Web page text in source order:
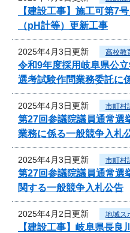
【建設工事】施工可第7
（pH計等）更新工事
2025年4月3日更新 高校教
令和9年度採用岐阜県公
選考試験作問業務委託に
2025年4月3日更新 市町村
第27回参議院議員通常選
業務に係る一般競争入札
2025年4月3日更新 市町村
第27回参議院議員通常選
関する一般競争入札公告
2025年4月2日更新 地域ス
【建設工事】岐阜県長